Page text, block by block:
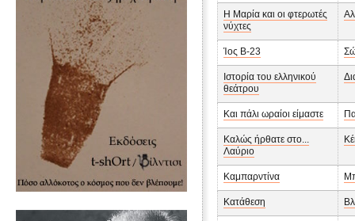
Η Μαρία και οι φτερωτές
νύχτες
Ίος Β-23
Ιστορία του ελληνικού
θεάτρου
Και πάλι ωραίοι είμαστε
Καλώς ήρθατε στο...
Λαύριο
Καμπαρντίνα
Κατάθεση